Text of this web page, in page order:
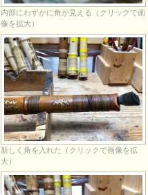
内部にわずかに角が見える（クリックで画
像を拡大）
新しく角を入れた（クリックで画像を拡
大）